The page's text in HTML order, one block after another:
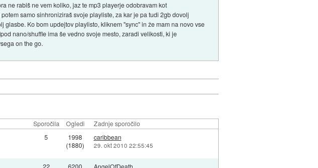
ne rabiš ne vem koliko, jaz te mp3 playerje odobravam kot
samo sinhroniziraš svoje playliste, za kar je pa tudi 2gb dovolj
Ko bom updejtov playlisto, kliknem "sync" in že mam na novo vse
nano/shuffle ima še vedno svoje mesto, zaradi velikosti, ki je
on the go.
Sporočila Ogledi Zadnje sporočilo
5
1998
(1880)
caribbean
29. okt 2010 22:55:45
22 6200 AngelOfDeath